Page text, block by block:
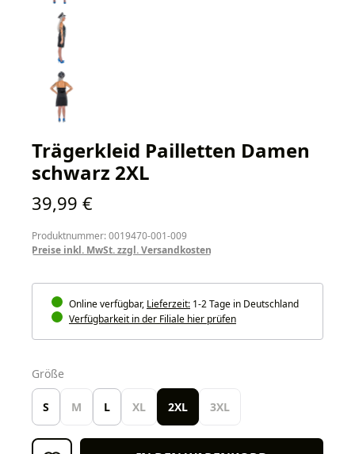
Trägerkleid Pailletten Damen
schwarz 2XL
Regulärer Preis:
39,99 €
Produktnummer: 0019470-001-009
Preise inkl. MwSt. zzgl. Versandkosten
Online verfügbar, Lieferzeit: 1-2 Tage in Deutschland
Verfügbarkeit in der Filiale hier prüfen
Größe
S M L XL 2XL 3XL